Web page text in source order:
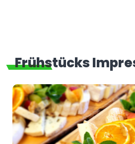
Frühstücks